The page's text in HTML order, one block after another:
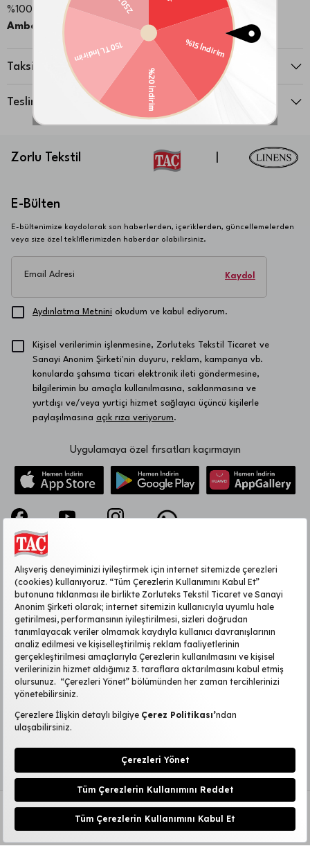
%100 Pamuk
Ambalaj Notu:
Taksit Seçenekleri
Teslimat ve İade
Sepete Ekle
Zorlu Tekstil
E-Bülten
E-bültenimize kaydolarak son haberlerden, içeriklerden, güncellemelerden
veya size özel tekliflerimizden haberdar olabilirsiniz.
Email Adresi Kaydol
Aydınlatma Metnini okudum ve kabul ediyorum.
Kişisel verilerimin işlenmesine, Zorluteks Tekstil Ticaret ve
Sanayi Anonim Şirketi'nin duyuru, reklam, kampanya vb.
konularda şahsıma ticari elektronik ileti göndermesine,
bilgilerimin bu amaçla kullanılmasına, saklanmasına ve
yurtdışı ve/veya yurtiçi hizmet sağlayıcı üçüncü kişilerle
paylaşılmasına açık rıza veriyorum.
Uygulamaya özel fırsatları kaçırmayın
KURUMSAL
MÜŞTERİ HİZMETLERİ
SİTE HAKKINDA
POPÜLER KATEGORİLER
Kişisel Verilerin Korunması
Aydınlatma Metni |